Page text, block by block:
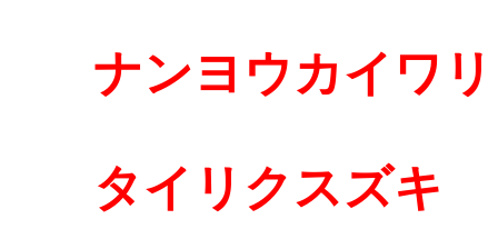
ナンヨウカ
タイリクス